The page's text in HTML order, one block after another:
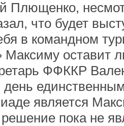
Плющенко,
что будет
в командном
Максиму оставит
ФФККР
является
решение пока не